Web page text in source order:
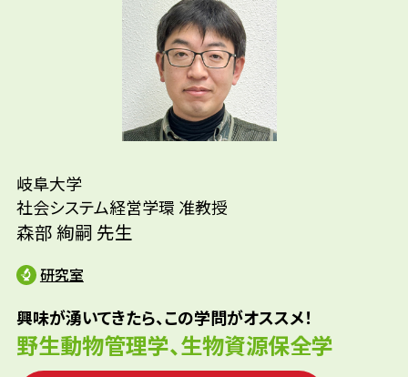
岐阜大学
社会システム経営学環 准教授
森部 絢嗣 先生
研究室
興味が湧いてきたら、この学問がオススメ！
野生動物管理学、生物資源保全学
先生の学問へのきっかけは？
先輩たちはどんな仕事に携わって
いるの？
環境調査/造園/公務員（林業職）
参考資料